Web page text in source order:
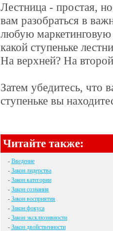
Лестница - простая,
вам разобраться в
любую
какой ступеньке
На верхней? На
Затем убедитесь, что
ступеньке вы
Читайте также:
- Введение
- Закон лидерства
- Закон категории
- Закон сознания
- Закон восприятия
- Закон фокуса
- Закон эксклюзивности
- Закон двойственности